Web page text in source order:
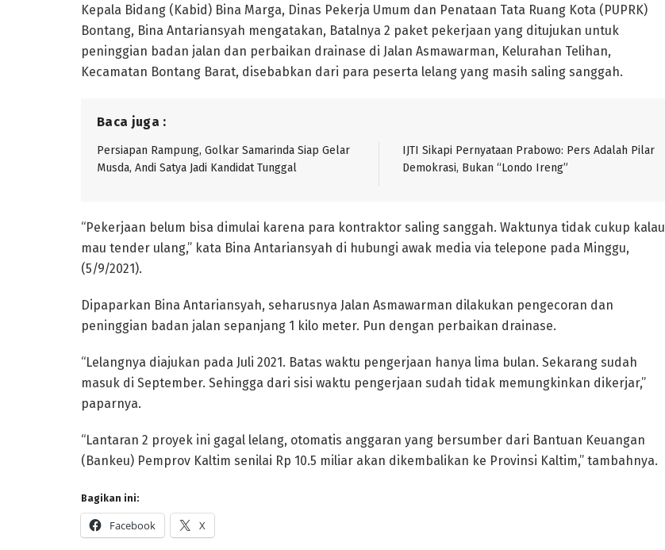
Kepala Bidang (Kabid) Bina Marga, Dinas Pekerja Umum dan Penataan Tata Ruang Kota (PUPRK)
Bontang, Bina Antariansyah mengatakan, Batalnya 2 paket pekerjaan yang ditujukan untuk
peninggian badan jalan dan perbaikan drainase di Jalan Asmawarman, Kelurahan Telihan,
Kecamatan Bontang Barat, disebabkan dari para peserta lelang yang masih saling sanggah.
Baca juga :
Persiapan Rampung, Golkar Samarinda Siap Gelar
Musda, Andi Satya Jadi Kandidat Tunggal
IJTI Sikapi Pernyataan Prabowo: Pers Adalah Pilar
Demokrasi, Bukan “Londo Ireng”
“Pekerjaan belum bisa dimulai karena para kontraktor saling sanggah. Waktunya tidak cukup kalau
mau tender ulang,” kata Bina Antariansyah di hubungi awak media via telepone pada Minggu,
(5/9/2021).
Dipaparkan Bina Antariansyah, seharusnya Jalan Asmawarman dilakukan pengecoran dan
peninggian badan jalan sepanjang 1 kilo meter. Pun dengan perbaikan drainase.
“Lelangnya diajukan pada Juli 2021. Batas waktu pengerjaan hanya lima bulan. Sekarang sudah
masuk di September. Sehingga dari sisi waktu pengerjaan sudah tidak memungkinkan dikerjar,”
paparnya.
“Lantaran 2 proyek ini gagal lelang, otomatis anggaran yang bersumber dari Bantuan Keuangan
(Bankeu) Pemprov Kaltim senilai Rp 10.5 miliar akan dikembalikan ke Provinsi Kaltim,” tambahnya.
Bagikan ini:
Facebook X